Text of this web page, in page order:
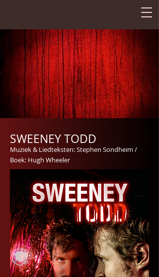
SWEENEY TODD
Muziek & Liedteksten: Stephen Sondheim /
Boek: Hugh Wheeler